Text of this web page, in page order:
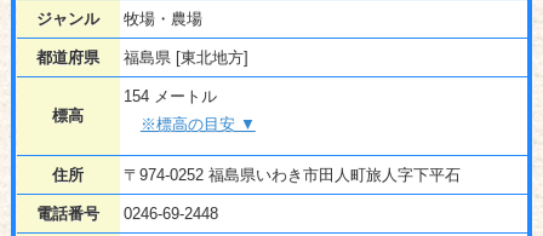
ジャンル 牧場・農場
都道府県 福島県 [東北地方]
標高
154 メートル
※標高の目安 ▼
住所 〒974-0252 福島県いわき市田人町旅人字下平石
電話番号
0246-69-2448